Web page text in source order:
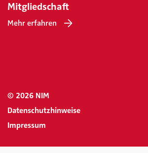
Mitgliedschaft
Mehr erfahren
© 2026 NIM
Datenschutzhinweise
Impressum